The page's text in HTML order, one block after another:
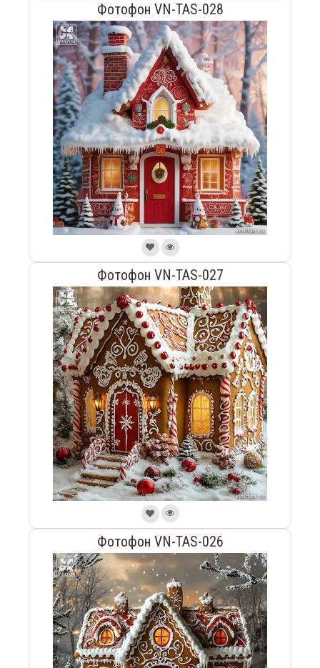
Фотофон VN-TAS-028
Фотофон VN-TAS-027
Фотофон VN-TAS-026